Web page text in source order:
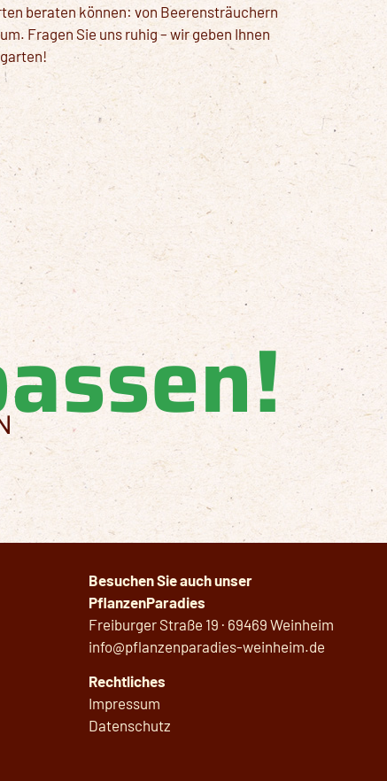
beraten können: von Beerensträuchern
Fragen Sie uns ruhig – wir geben Ihnen
Besuchen Sie auch unser
PflanzenParadies
Freiburger Straße 19 · 69469 Weinheim
info@pflanzenparadies-weinheim.de
Rechtliches
Impressum
Datenschutz